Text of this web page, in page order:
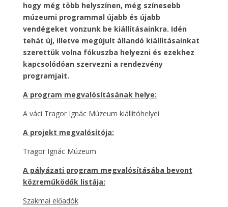
hogy még több helyszínen, még színesebb
múzeumi programmal újabb és újabb
vendégeket vonzunk be kiállításainkra. Idén
tehát új, illetve megújult állandó kiállításainkat
szerettük volna fókuszba helyezni és ezekhez
kapcsolódóan szervezni a rendezvény
programjait.
A program megvalósításának helye:
A váci Tragor Ignác Múzeum kiállítóhelyei
A projekt megvalósítója:
Tragor Ignác Múzeum
A pályázati program megvalósításába bevont
közreműködők listája:
Szakmai előadók